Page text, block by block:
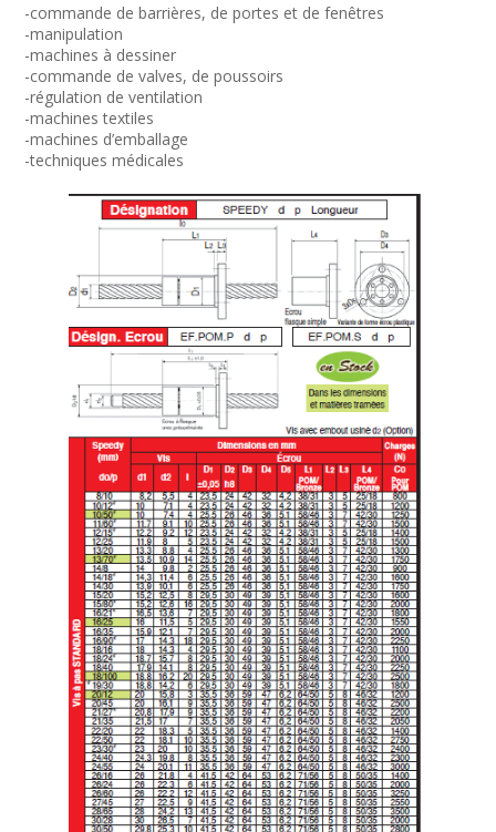
-commande de barrières, de portes et de fenêtres
-manipulation
-machines à dessiner
-commande de valves, de poussoirs
-régulation de ventilation
-machines textiles
-machines d’emballage
-techniques médicales